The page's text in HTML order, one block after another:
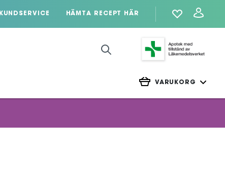
KUNDSERVICE HÄMTA RECEPT HÄR
VARUKORG